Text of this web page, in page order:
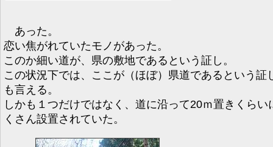
あった。
恋い焦がれていたモノがあった。
このか細い道が、県の敷地であるという証し。
この状況下では、ここが（ほぼ）県道であるという証
も言える。
しかも１つだけではなく、道に沿って20ｍ置きくらい
くさん設置されていた。